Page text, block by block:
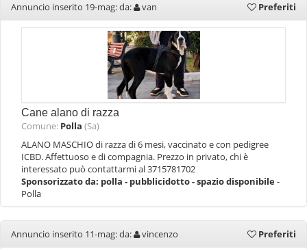
Annuncio inserito 19-mag: da: van Preferiti
Cane alano di razza
Comune: Polla (Sa)
ALANO MASCHIO di razza di 6 mesi, vaccinato e con pedigree
ICBD. Affettuoso e di compagnia. Prezzo in privato, chi è
interessato può contattarmi al 3715781702
Sponsorizzato da: polla - pubblicidotto - spazio disponibile-
Polla
Annuncio inserito 11-mag: da: vincenzo Preferiti